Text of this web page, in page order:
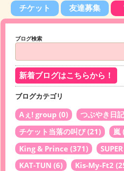
チケット 友達募集
ブログ検索
新着ブログはこちらから！
ブログカテゴリ
Aぇ! group (0) つぶやき日
チケット当落の叫び(21) 嵐
King & Prince (371)
KAT-TUN (6) Kis-My-Ft2